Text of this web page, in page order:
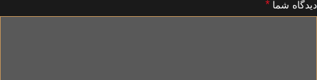
دیدگاه شما *